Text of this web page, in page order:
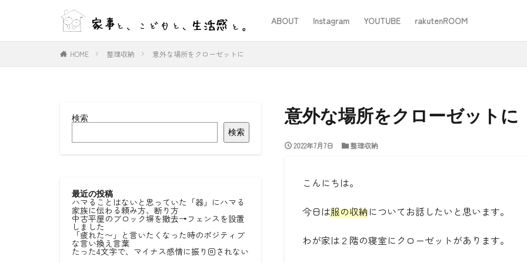
ABOUT Instagram YOUTUBE rakutenROOM
HOME 整理収納 意外な場所をクローゼットに
意外な場所をクローゼットに
2022年7月7日 整理収納
こんにちは。
今日は服の収納についてお話したいと思います。
わが家は２階の寝室にクローゼットがあります。
検索
検索
最近の投稿
ハマることはないと思っていた「器」にハマる
家族に伝わる頼み方、断り方
中古平屋のブロック塀を撤去→フェンスを設置
しました
「疲れた〜」と言いたくなった時のポジティブ
な言い換え言葉
たった4文字で、マイナス感情に振り回されない
WEB デザイン SEO